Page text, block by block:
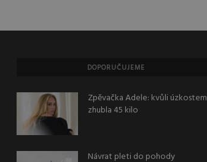
DOPORUČUJEME
Zpěvačka Adele: kvůli úzkostem
zhubla 45 kilo
Návrat pleti do pohody